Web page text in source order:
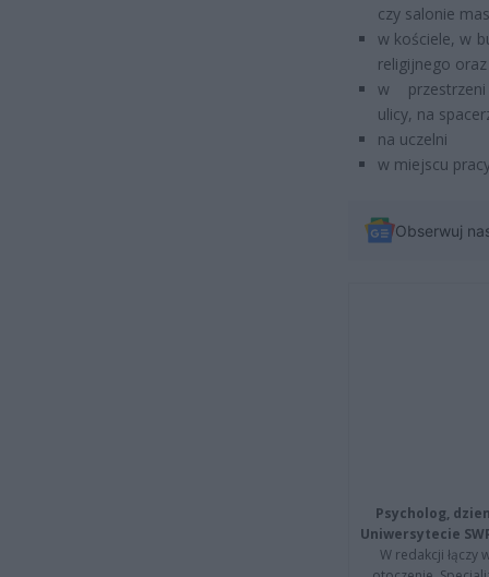
czy salonie
w kościele, w
religijnego
w
ulicy, na
na uczelni
w miejscu
Obserwuj
Psycholog,
Uniwersytecie
W redakcji łączy